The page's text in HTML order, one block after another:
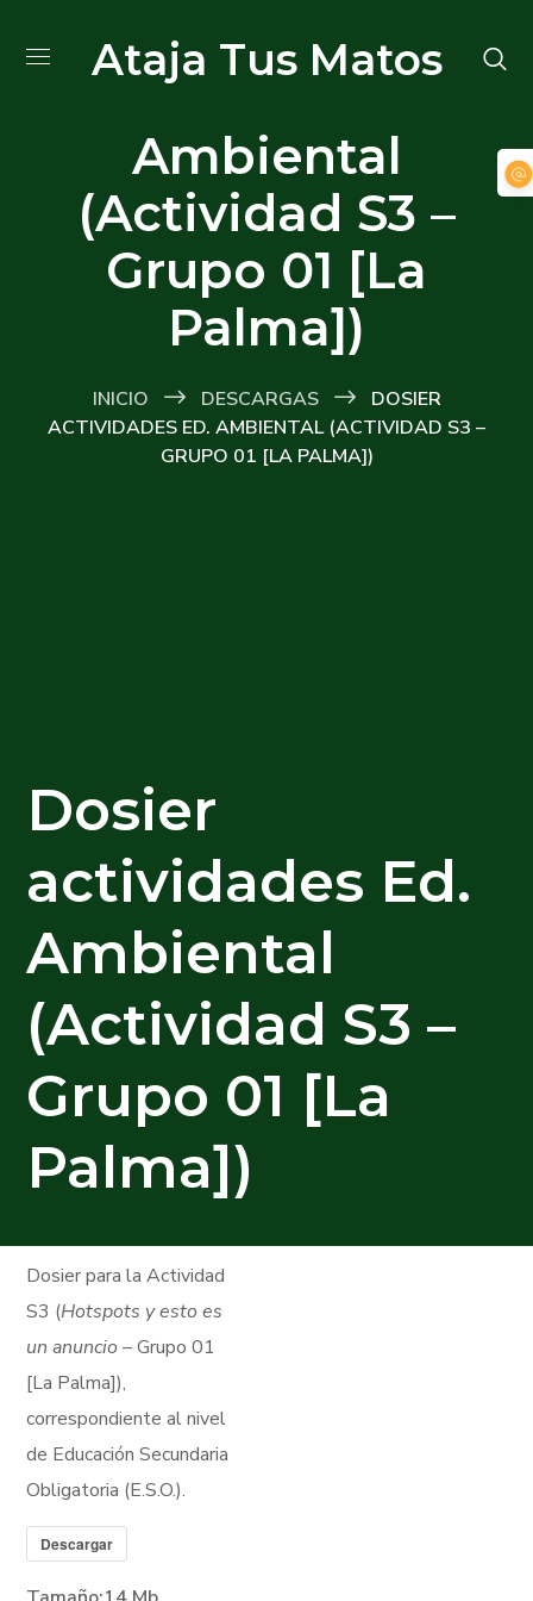
Ataja Tus Matos
Dosier
actividades Ed.
Ambiental
(Actividad S3 –
Grupo 01 [La
Palma])
INICIO DESCARGAS
DOSIER
ACTIVIDADES ED. AMBIENTAL (ACTIVIDAD S3 –
GRUPO 01 [LA PALMA])
Dosier
actividades Ed.
Ambiental
(Actividad S3 –
Grupo 01 [La
Palma])
Dosier para la Actividad
S3 (Hotspots y esto es
un anuncio – Grupo 01
[La Palma]),
correspondiente al nivel
de Educación Secundaria
Obligatoria (E.S.O.).
Descargar